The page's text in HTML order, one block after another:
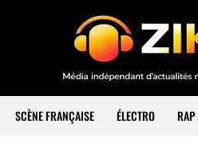
SCÈNE FRANÇAISE ÉLECTRO